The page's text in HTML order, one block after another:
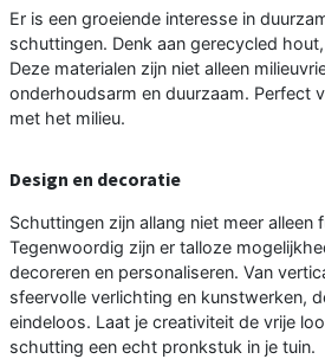
Er is een groeiende interesse in
schuttingen. Denk aan gerecycled
Deze materialen zijn niet alleen
onderhoudsarm en duurzaam. Perfect
met het milieu.
Design en decoratie
Schuttingen zijn allang niet meer alleen
Tegenwoordig zijn er talloze
decoreren en personaliseren. Van
sfeervolle verlichting en kunstwerken,
eindeloos. Laat je creativiteit de vrije
schutting een echt pronkstuk in je tuin.